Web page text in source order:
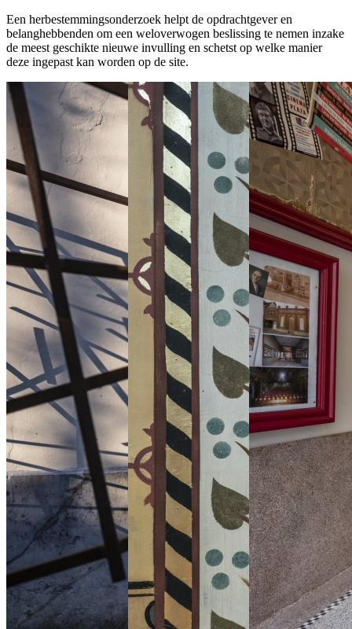
Een herbestemmingsonderzoek helpt de opdrachtgever en
belanghebbenden om een weloverwogen beslissing te nemen inzake
de meest geschikte nieuwe invulling en schetst op welke manier
deze ingepast kan worden op de site.